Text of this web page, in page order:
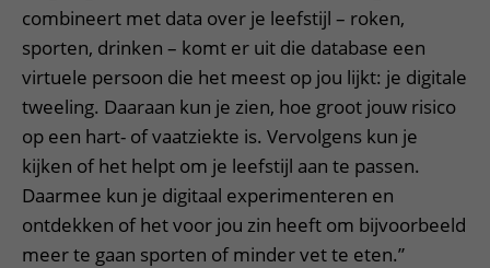
combineert met data over je leefstijl – roken,
sporten, drinken – komt er uit die database een
virtuele persoon die het meest op jou lijkt: je digitale
tweeling. Daaraan kun je zien, hoe groot jouw risico
op een hart- of vaatziekte is. Vervolgens kun je
kijken of het helpt om je leefstijl aan te passen.
Daarmee kun je digitaal experimenteren en
ontdekken of het voor jou zin heeft om bijvoorbeeld
meer te gaan sporten of minder vet te eten.”